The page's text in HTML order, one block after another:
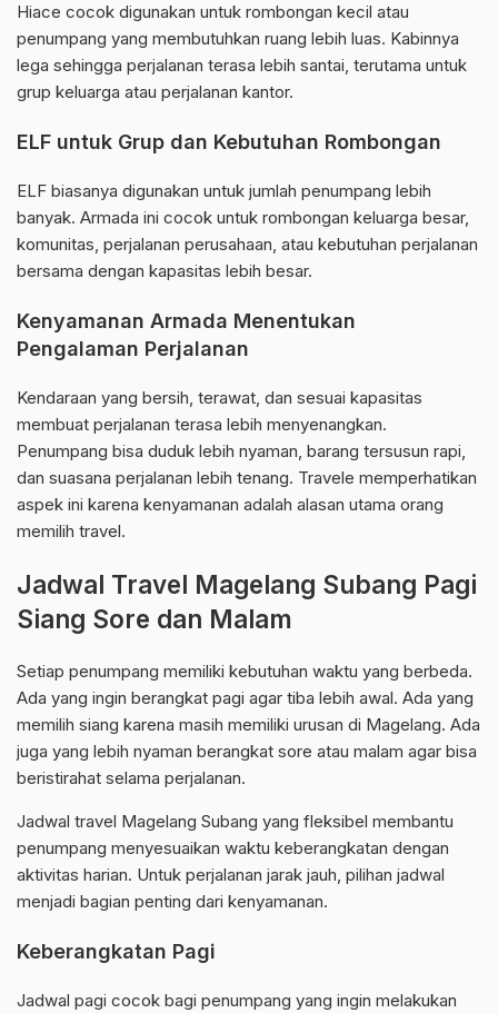
Hiace cocok digunakan untuk rombongan kecil atau
penumpang yang membutuhkan ruang lebih luas. Kabinnya
lega sehingga perjalanan terasa lebih santai, terutama untuk
grup keluarga atau perjalanan kantor.
ELF untuk Grup dan Kebutuhan Rombongan
ELF biasanya digunakan untuk jumlah penumpang lebih
banyak. Armada ini cocok untuk rombongan keluarga besar,
komunitas, perjalanan perusahaan, atau kebutuhan perjalanan
bersama dengan kapasitas lebih besar.
Kenyamanan Armada Menentukan
Pengalaman Perjalanan
Kendaraan yang bersih, terawat, dan sesuai kapasitas
membuat perjalanan terasa lebih menyenangkan.
Penumpang bisa duduk lebih nyaman, barang tersusun rapi,
dan suasana perjalanan lebih tenang. Travele memperhatikan
aspek ini karena kenyamanan adalah alasan utama orang
memilih travel.
Jadwal Travel Magelang Subang Pagi
Siang Sore dan Malam
Setiap penumpang memiliki kebutuhan waktu yang berbeda.
Ada yang ingin berangkat pagi agar tiba lebih awal. Ada yang
memilih siang karena masih memiliki urusan di Magelang. Ada
juga yang lebih nyaman berangkat sore atau malam agar bisa
beristirahat selama perjalanan.
Jadwal travel Magelang Subang yang fleksibel membantu
penumpang menyesuaikan waktu keberangkatan dengan
aktivitas harian. Untuk perjalanan jarak jauh, pilihan jadwal
menjadi bagian penting dari kenyamanan.
Keberangkatan Pagi
Jadwal pagi cocok bagi penumpang yang ingin melakukan